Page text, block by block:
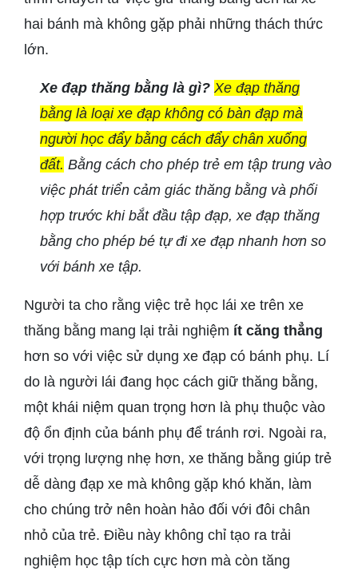
hai bánh mà không gặp phải những thách thức
lớn.
Xe đạp thăng bằng là gì? Xe đạp thăng
bằng là loại xe đạp không có bàn đạp mà
người học đẩy bằng cách đẩy chân xuống
đất. Bằng cách cho phép trẻ em tập trung vào
việc phát triển cảm giác thăng bằng và phối
hợp trước khi bắt đầu tập đạp, xe đạp thăng
bằng cho phép bé tự đi xe đạp nhanh hơn so
với bánh xe tập.
Người ta cho rằng việc trẻ học lái xe trên xe
thăng bằng mang lại trải nghiệm ít căng thẳng
hơn so với việc sử dụng xe đạp có bánh phụ. Lí
do là người lái đang học cách giữ thăng bằng,
một khái niệm quan trọng hơn là phụ thuộc vào
độ ổn định của bánh phụ để tránh rơi. Ngoài ra,
với trọng lượng nhẹ hơn, xe thăng bằng giúp trẻ
dễ dàng đạp xe mà không gặp khó khăn, làm
cho chúng trở nên hoàn hảo đối với đôi chân
nhỏ của trẻ. Điều này không chỉ tạo ra trải
nghiệm học tập tích cực hơn mà còn tăng